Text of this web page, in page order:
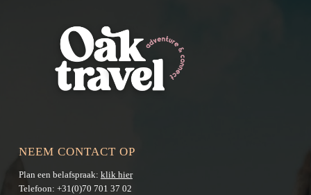
NEEM CONTACT OP
Plan een belafspraak: klik hier
Telefoon: +31(0)70 701 37 02